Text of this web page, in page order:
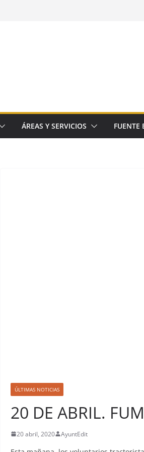
ÁREAS Y SERVICIOS FUENTE
ÚLTIMAS NOTICIAS
20 DE ABRIL.
20 abril, 2020 AyuntEdit